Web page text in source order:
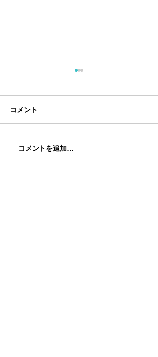
TBSラジオ「まとめて！
コメント
コメントを追加…